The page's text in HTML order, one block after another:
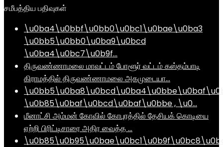
சமீபத்திய பதிவுகள்
\u0ba4\u0bbf\u0bb0\u0bc1\u0bae\u0ba3
\u0bb5\u0bb0\u0ba9\u0bcd
\u0ba4\u0bc7\u0b9f…
திருவண்ணாமலை மாவட்டம் போளூர் வட்டம் கஸ்தம்பாடி
கிராமத்தில் திருவண்ணாமலை அகமுடையா…
\u0b85\u0baf\u0bcd\u0baf\u0bbe , \u0…
மீனாட்சி அம்மன் கோவில் கோபுரத்தில் தேசியக் கொடியை
ஏற்றி பிரிட்டிசாரை அதிர வைத்த …